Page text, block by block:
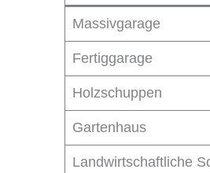
Massivgarage
Fertiggarage
Holzschuppen
Gartenhaus
Landwirtschaftliche